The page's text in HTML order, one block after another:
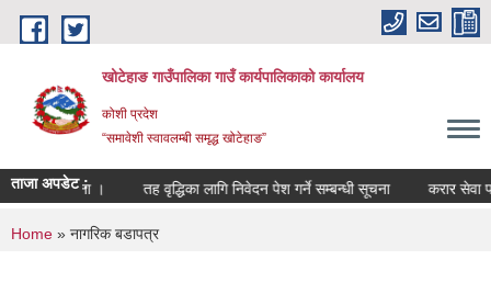
Skip to main content
खोटेहाङ गाउँपालिका गाउँ कार्यपालिकाको कार्यालय
कोशी प्रदेश
“समावेशी स्वावलम्बी समृद्ध खोटेहाङ”
ताजा अपडेट :
सूचना । तह वृद्धिका लागि निवेदन पेश गर्ने सम्बन्धी सूचना करार सेवा
You are here
Home » नागरिक बडापत्र